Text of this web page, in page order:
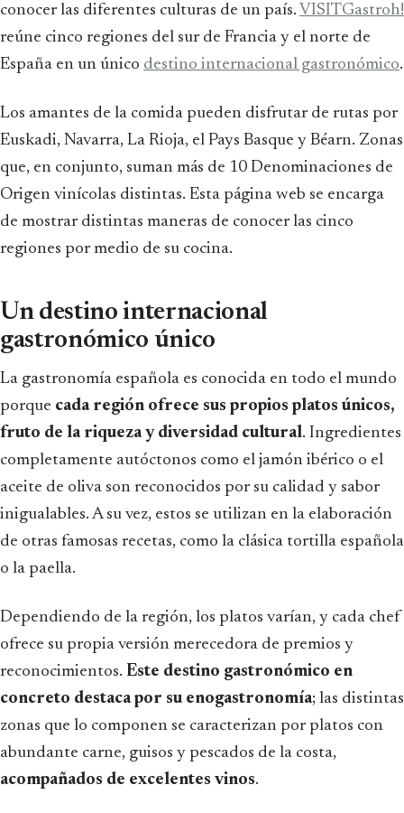
conocer las diferentes culturas de un país. VISITGastroh!
reúne cinco regiones del sur de Francia y el norte de
España en un único destino internacional gastronómico.
Los amantes de la comida pueden disfrutar de rutas por
Euskadi, Navarra, La Rioja, el Pays Basque y Béarn. Zonas
que, en conjunto, suman más de 10 Denominaciones de
Origen vinícolas distintas. Esta página web se encarga
de mostrar distintas maneras de conocer las cinco
regiones por medio de su cocina.
Un destino internacional
gastronómico único
La gastronomía española es conocida en todo el mundo
porque cada región ofrece sus propios platos únicos,
fruto de la riqueza y diversidad cultural. Ingredientes
completamente autóctonos como el jamón ibérico o el
aceite de oliva son reconocidos por su calidad y sabor
inigualables. A su vez, estos se utilizan en la elaboración
de otras famosas recetas, como la clásica tortilla española
o la paella.
Dependiendo de la región, los platos varían, y cada chef
ofrece su propia versión merecedora de premios y
reconocimientos. Este destino gastronómico en
concreto destaca por su enogastronomía; las distintas
zonas que lo componen se caracterizan por platos con
abundante carne, guisos y pescados de la costa,
acompañados de excelentes vinos.